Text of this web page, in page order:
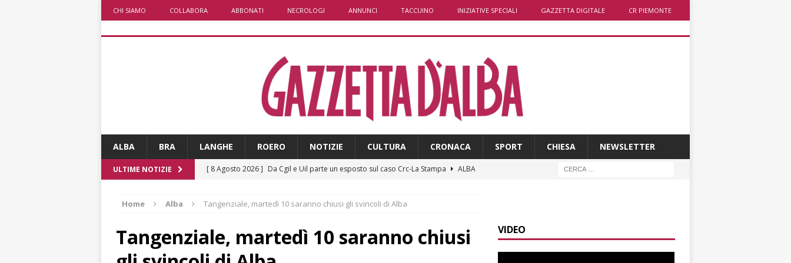
CHI SIAMO COLLABORA ABBONATI NECROLOGI ANNUNCI TACCUINO INIZIATIVE SPECIALI GAZZETTA DIGITALE CR PIEMONTE
ALBA BRA LANGHE ROERO NOTIZIE CULTURA CRONACA SPORT CHIESA NEWSLETTER
ULTIME NOTIZIE [ 8 Agosto 2026 ] Da Cgil e Uil parte un esposto sul caso Crc-La Stampa
ALBA
ALBA
[ 8 Agosto 2026 ]
La magia della Notte delle stelle: ad Alba è tutto pronto per
San Lorenzo
Home Alba Tangenziale, martedì 10 saranno chiusi gli svincoli di Alba
Tangenziale, martedì 10 saranno chiusi
VIDEO